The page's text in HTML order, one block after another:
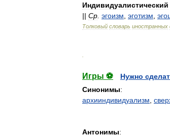
Индивидуалистический
|| Ср эгоизм эготизм
Толковый словарь иностранных
Игры ⚽
Нужно
Синонимы:
архииндивидуализм
Антонимы: